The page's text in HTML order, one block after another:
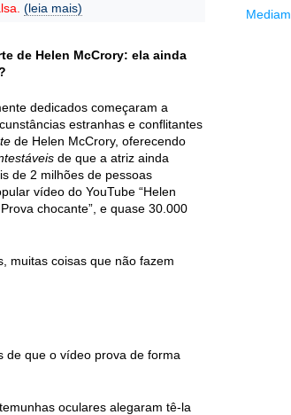
(leia mais)
de Helen McCrory: ela ainda
dedicados começaram a
estranhas e conflitantes
de Helen McCrory, oferecendo
de que a atriz ainda
de 2 milhões de pessoas
vídeo do YouTube “Helen
chocante”, e quase 30.000
muitas coisas que não fazem
de que o vídeo prova de forma
oculares alegaram tê-la